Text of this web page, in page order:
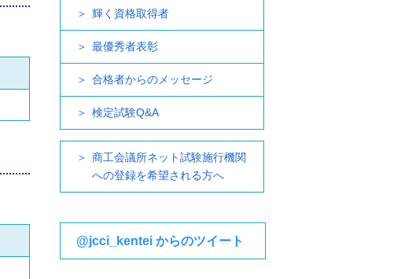
輝く資格取得者
最優秀者表彰
合格者からのメッセージ
検定試験Q&A
商工会議所ネット試験施行機関
への登録を希望される方へ
@jcci_kentei からのツイート